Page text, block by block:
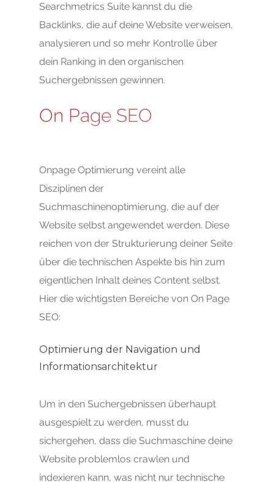
Searchmetrics Suite kannst du die
Backlinks, die auf deine Website verweisen,
analysieren und so mehr Kontrolle über
dein Ranking in den organischen
Suchergebnissen gewinnen.
On Page SEO
Onpage Optimierung vereint alle
Disziplinen der
Suchmaschinenoptimierung, die auf der
Website selbst angewendet werden. Diese
reichen von der Strukturierung deiner Seite
über die technischen Aspekte bis hin zum
eigentlichen Inhalt deines Content selbst.
Hier die wichtigsten Bereiche von On Page
SEO:
Optimierung der Navigation und
Informationsarchitektur
Um in den Suchergebnissen überhaupt
ausgespielt zu werden, musst du
sichergehen, dass die Suchmaschine deine
Website problemlos crawlen und
indexieren kann, was nicht nur technische